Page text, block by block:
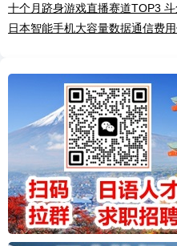
十个月跻身游戏直播赛道TOP3
日本智能手机大容量数据通信费